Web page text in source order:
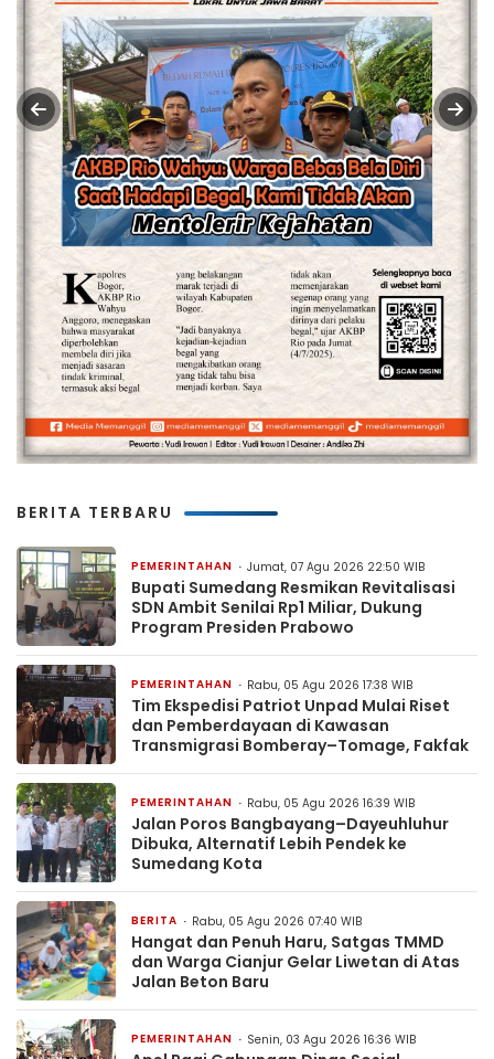
BERITA TERBARU
PEMERINTAHAN Jumat, 07 Agu 2026 22:50 WIB
Bupati Sumedang Resmikan Revitalisasi
SDN Ambit Senilai Rp1 Miliar, Dukung
Program Presiden Prabowo
PEMERINTAHAN Rabu, 05 Agu 2026 17:38 WIB
Tim Ekspedisi Patriot Unpad Mulai Riset
dan Pemberdayaan di Kawasan
Transmigrasi Bomberay–Tomage, Fakfak
PEMERINTAHAN Rabu, 05 Agu 2026 16:39 WIB
Jalan Poros Bangbayang–Dayeuhluhur
Dibuka, Alternatif Lebih Pendek ke
Sumedang Kota
BERITA Rabu, 05 Agu 2026 07:40 WIB
Hangat dan Penuh Haru, Satgas TMMD
dan Warga Cianjur Gelar Liwetan di Atas
Jalan Beton Baru
PEMERINTAHAN Senin, 03 Agu 2026 16:36 WIB